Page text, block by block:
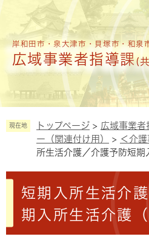
の
。
メニューを飛ば
岸和田市・泉大津市・貝塚市・和泉
広域事業者指導課 (
現在地 トップページ > 広域事業者
ー（関連付け用）
> ＜介
所生活介護／介護予防短期
本
短期入所生活介
期入所生活介護